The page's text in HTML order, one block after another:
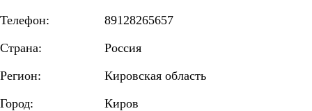
Телефон:
89128265657
Страна:
Россия
Регион:
Кировская область
Город:
Киров